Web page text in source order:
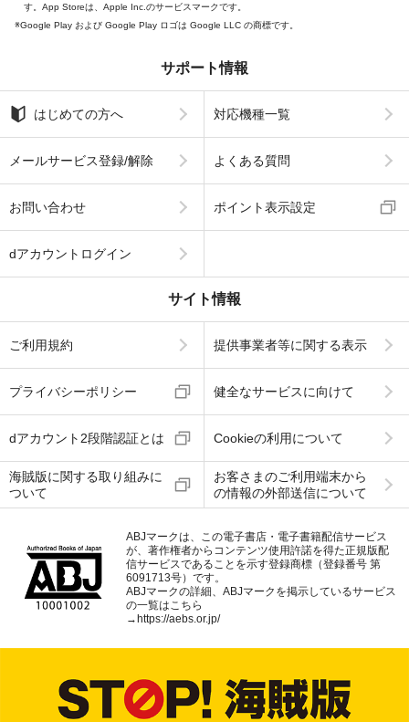
す。App Storeは、Apple Inc.のサービスマークです。
Google Play および Google Play ロゴは Google LLC の商標です。
サポート情報
はじめての方へ 対応機種一覧
メールサービス登録/解除 よくある質問
お問い合わせ ポイント表示設定
dアカウントログイン
サイト情報
ご利用規約 提供事業者等に関する表示
プライバシーポリシー 健全なサービスに向けて
dアカウント2段階認証とは Cookieの利用について
海賊版に関する取り組みに
ついて
お客さまのご利用端末から
の情報の外部送信について
ABJマークは、この電子書店・電子書籍配信サービス
が、著作権者からコンテンツ使用許諾を得た正規版配
信サービスであることを示す登録商標（登録番号 第
6091713号）です。
ABJマークの詳細、ABJマークを掲示しているサービス
の一覧はこちら
→https://aebs.or.jp/